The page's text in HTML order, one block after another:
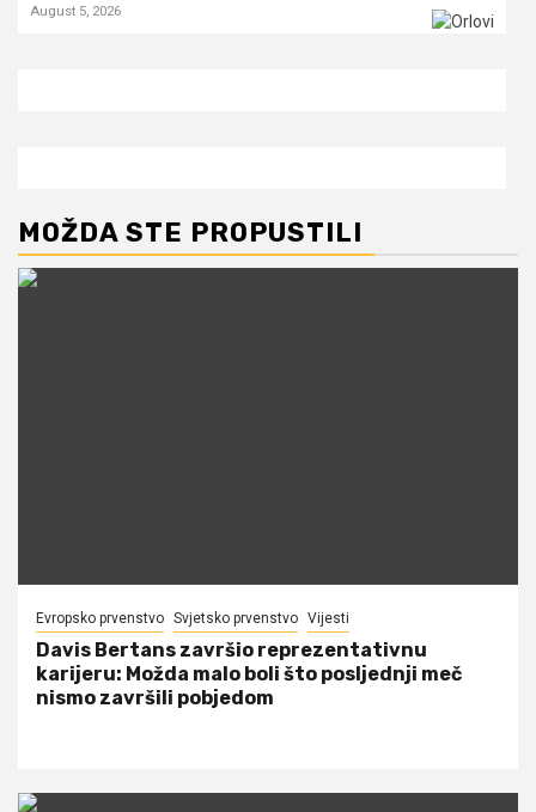
August 5, 2026
MOŽDA STE PROPUSTILI
Evropsko prvenstvo Svjetsko prvenstvo Vijesti
Davis Bertans završio reprezentativnu
karijeru: Možda malo boli što posljednji meč
nismo završili pobjedom